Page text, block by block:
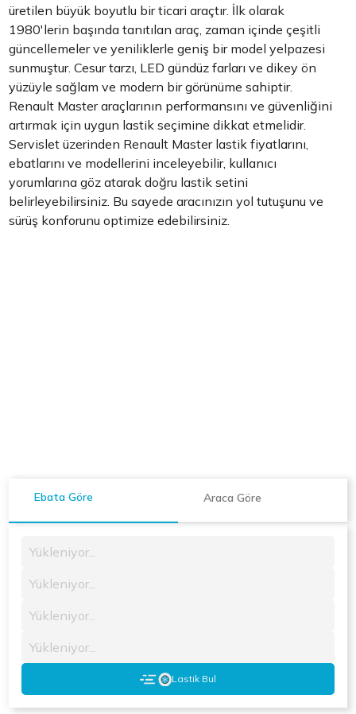
üretilen büyük boyutlu bir ticari araçtır. İlk olarak
1980'lerin başında tanıtılan araç, zaman içinde çeşitli
güncellemeler ve yeniliklerle geniş bir model yelpazesi
sunmuştur.Cesur tarzı, LED gündüz farları ve dikey ön
yüzüyle sağlam ve modern bir görünüme sahiptir.
Renault Master araçlarının performansını ve güvenliğini
artırmak için uygun lastik seçimine dikkat etmelidir.
Servislet üzerinden Renault Master lastik fiyatlarını,
ebatlarını ve modellerini inceleyebilir, kullanıcı
yorumlarına göz atarak doğru lastik setini
belirleyebilirsiniz. Bu sayede aracınızın yol tutuşunu ve
sürüş konforunu optimize edebilirsiniz.
Ebata Göre Araca Göre
Yükleniyor...
Yükleniyor...
Yükleniyor...
Yükleniyor...
Lastik Bul